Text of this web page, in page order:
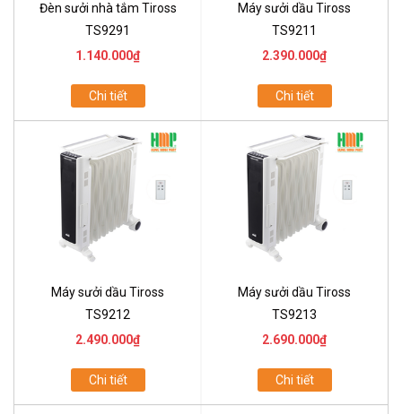
Đèn sưởi nhà tắm Tiross
TS9291
1.140.000₫
Chi tiết
Máy sưởi dầu Tiross
TS9211
2.390.000₫
Chi tiết
Máy sưởi dầu Tiross
TS9212
2.490.000₫
Chi tiết
Máy sưởi dầu Tiross
TS9213
2.690.000₫
Chi tiết